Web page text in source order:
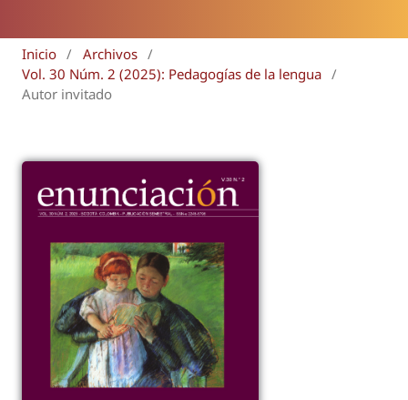
Inicio / Archivos /
Vol. 30 Núm. 2 (2025): Pedagogías de la lengua /
Autor invitado